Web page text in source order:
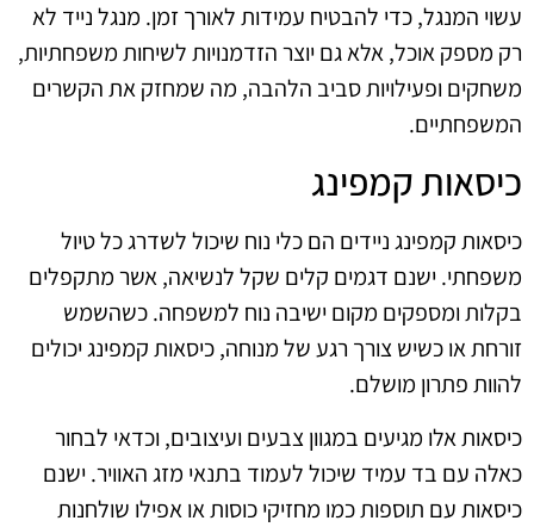
עשוי המנגל, כדי להבטיח עמידות לאורך זמן. מנגל נייד לא
רק מספק אוכל, אלא גם יוצר הזדמנויות לשיחות משפחתיות,
משחקים ופעילויות סביב הלהבה, מה שמחזק את הקשרים
המשפחתיים.
כיסאות קמפינג
כיסאות קמפינג ניידים הם כלי נוח שיכול לשדרג כל טיול
משפחתי. ישנם דגמים קלים שקל לנשיאה, אשר מתקפלים
בקלות ומספקים מקום ישיבה נוח למשפחה. כשהשמש
זורחת או כשיש צורך רגע של מנוחה, כיסאות קמפינג יכולים
להוות פתרון מושלם.
כיסאות אלו מגיעים במגוון צבעים ועיצובים, וכדאי לבחור
כאלה עם בד עמיד שיכול לעמוד בתנאי מזג האוויר. ישנם
כיסאות עם תוספות כמו מחזיקי כוסות או אפילו שולחנות